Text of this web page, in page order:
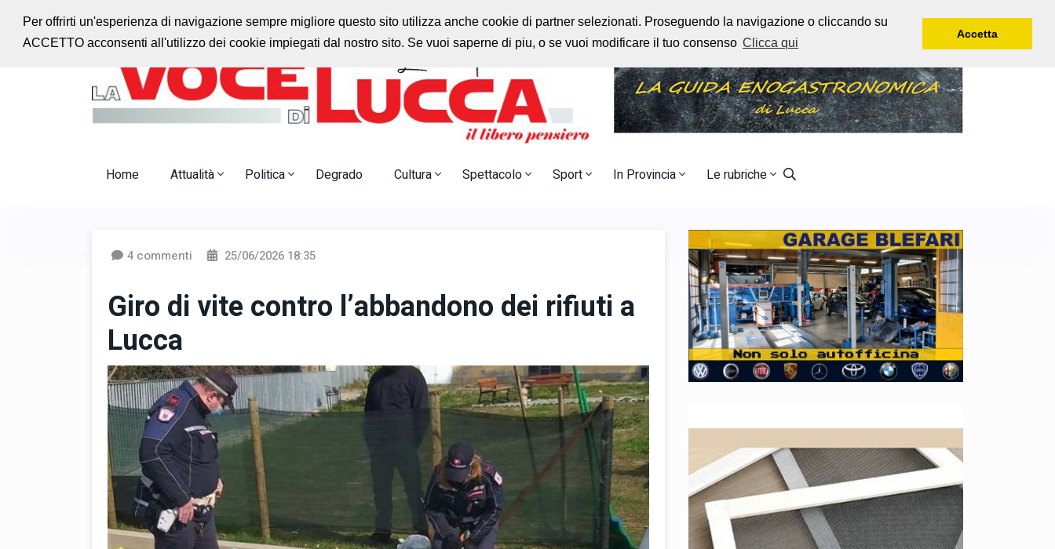
Per offrirti un'esperienza di navigazione sempre migliore questo sito utilizza anche cookie di partner selezionati. Proseguendo la navigazione o cliccando su
ACCETTO acconsenti all'utilizzo dei cookie impiegati dal nostro sito. Se vuoi saperne di piu, o se vuoi modificare il tuo consenso Clicca qui
Accetta
Ascolta la radio con noi Jazz Radio Montecarlo Radio Nostalgia Rtl 102,5
Giovedì, 6 Agosto, 2026
Home Attualità Politica Degrado Cultura Spettacolo Sport In Provincia Le rubriche
4 commenti 25/06/2026 18:35
Giro di vite contro l’abbandono dei rifiuti a
Lucca